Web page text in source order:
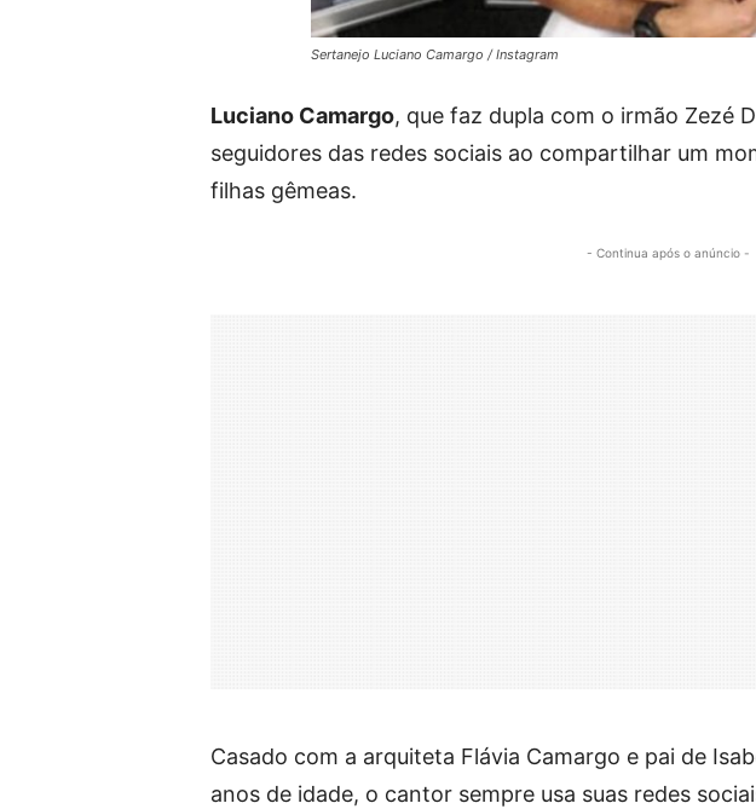
Sertanejo Luciano Camargo / Instagram
Luciano Camargo, que faz dupla com o irmão Zezé
seguidores das redes sociais ao compartilhar um
filhas gêmeas.
- Continua após o anúncio -
Casado com a arquiteta Flávia Camargo e pai de
anos de idade, o cantor sempre usa suas redes